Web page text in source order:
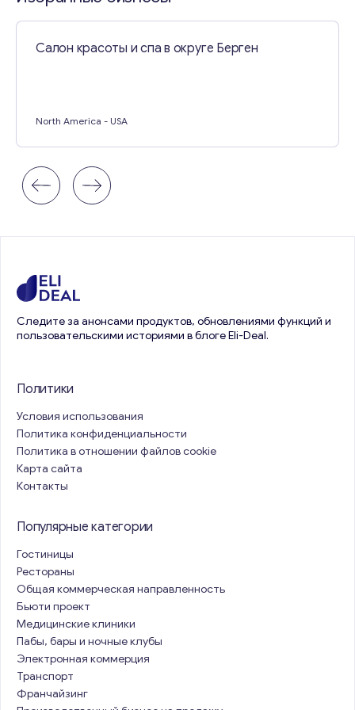
Салон красоты и спа в округе Берген
North America - USA
Следите за анонсами продуктов, обновлениями функций и
пользовательскими историями в блоге Eli-Deal.
Политики
Условия использования
Политика конфиденциальности
Политика в отношении файлов cookie
Карта сайта
Контакты
Популярные категории
Гостиницы
Рестораны
Общая коммерческая направленность
Бьюти проект
Медицинские клиники
Пабы, бары и ночные клубы
Электронная коммерция
Транспорт
Франчайзинг